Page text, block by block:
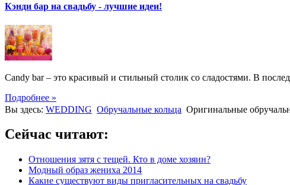
Кэнди бар на свадьбу - лучшие идеи!
Candy bar – это красивый и стильный столик со сладостями. В
Подробнее »
Вы здесь: WEDDING Обручальные кольца Оригинальные
Сейчас читают:
Отношения зятя с тещей. Кто в доме хозяин?
Модный образ жениха 2014
Какие существуют виды пригласительных на свадьбу